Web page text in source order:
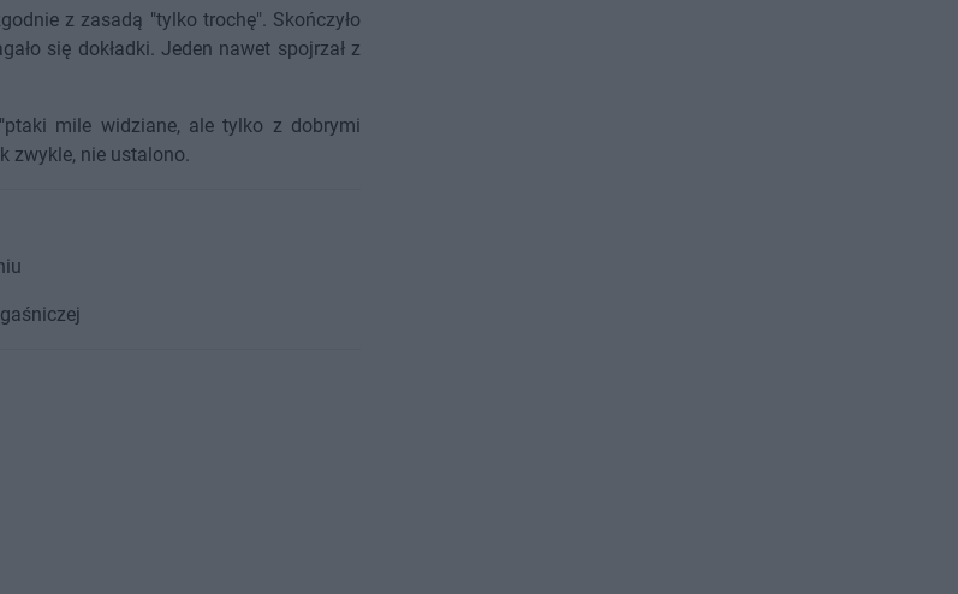
z zasadą "tylko trochę". Skończyło
się dokładki. Jeden nawet spojrzał z
mile widziane, ale tylko z dobrymi
zwykle, nie ustalono.